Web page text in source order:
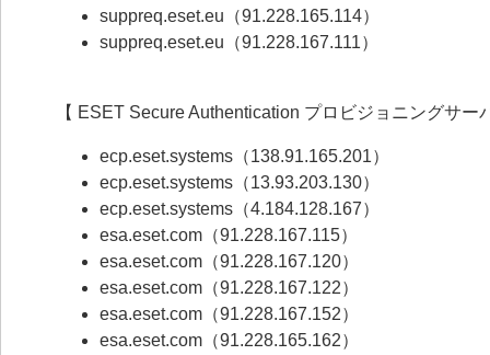
suppreq.eset.eu（91.228.165.114）
suppreq.eset.eu（91.228.167.111）
【 ESET Secure Authentication プロビジョニングサー
ecp.eset.systems（138.91.165.201）
ecp.eset.systems（13.93.203.130）
ecp.eset.systems（4.184.128.167）
esa.eset.com（91.228.167.115）
esa.eset.com（91.228.167.120）
esa.eset.com（91.228.167.122）
esa.eset.com（91.228.167.152）
esa.eset.com（91.228.165.162）